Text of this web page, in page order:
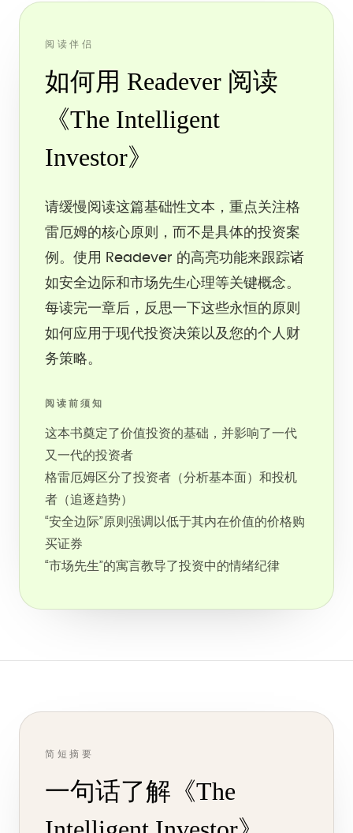
阅读伴侣
如何用 Readever 阅读
《The Intelligent
Investor》
请缓慢阅读这篇基础性文本，重点关注格
雷厄姆的核心原则，而不是具体的投资案
例。使用 Readever 的高亮功能来跟踪诸
如安全边际和市场先生心理等关键概念。
每读完一章后，反思一下这些永恒的原则
如何应用于现代投资决策以及您的个人财
务策略。
阅读前须知
这本书奠定了价值投资的基础，并影响了一代
又一代的投资者
格雷厄姆区分了投资者（分析基本面）和投机
者（追逐趋势）
“安全边际”原则强调以低于其内在价值的价格购
买证券
“市场先生”的寓言教导了投资中的情绪纪律
简短摘要
一句话了解《The